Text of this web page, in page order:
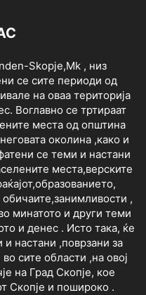
Skopje,Mk , низ
се сите периоди од
на оваа територија
Воглавно се тртираат
места од општина
околина ,како и
се теми и настани
места,верските
обичаите,занимливости ,
минатото и други теми
и денес . Исто така, ќе
и настани ,поврзани за
сите области ,на овој
на Град Скопје, кое
Скопје и пошироко .